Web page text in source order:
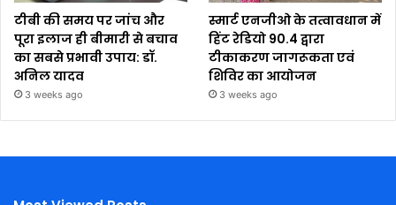
टीबी की समय पर जांच और
पूरा इलाज ही बीमारी से बचाव
का सबसे प्रभावी उपाय: डॉ.
अनिल यादव
3 weeks ago
स्मार्ट एनजीओ के तत्वावधान में
हिंट रेडियो 90.4 द्वारा
टीकाकरण जागरूकता एवं
शिविर का आयोजन
3 weeks ago